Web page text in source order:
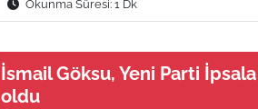
Okunma Süresi: 1 Dk
İsmail Göksu, Yeni Parti
oldu